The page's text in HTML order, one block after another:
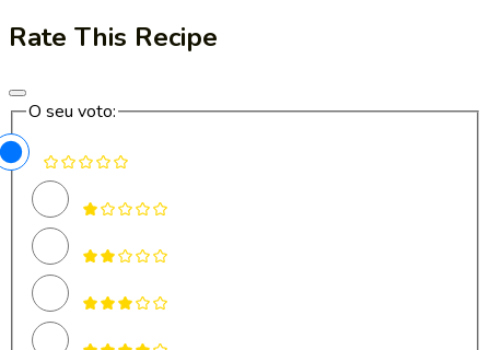
Rate This Recipe
O seu voto: